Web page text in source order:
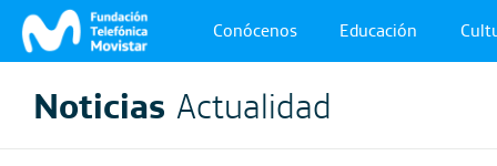
Conócenos Educación
Noticias Actualidad